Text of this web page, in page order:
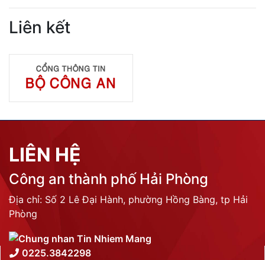
Liên kết
LIÊN HỆ
Công an thành phố Hải Phòng
Địa chỉ: Số 2 Lê Đại Hành, phường Hồng Bàng, tp Hải
Phòng
0225.3842298